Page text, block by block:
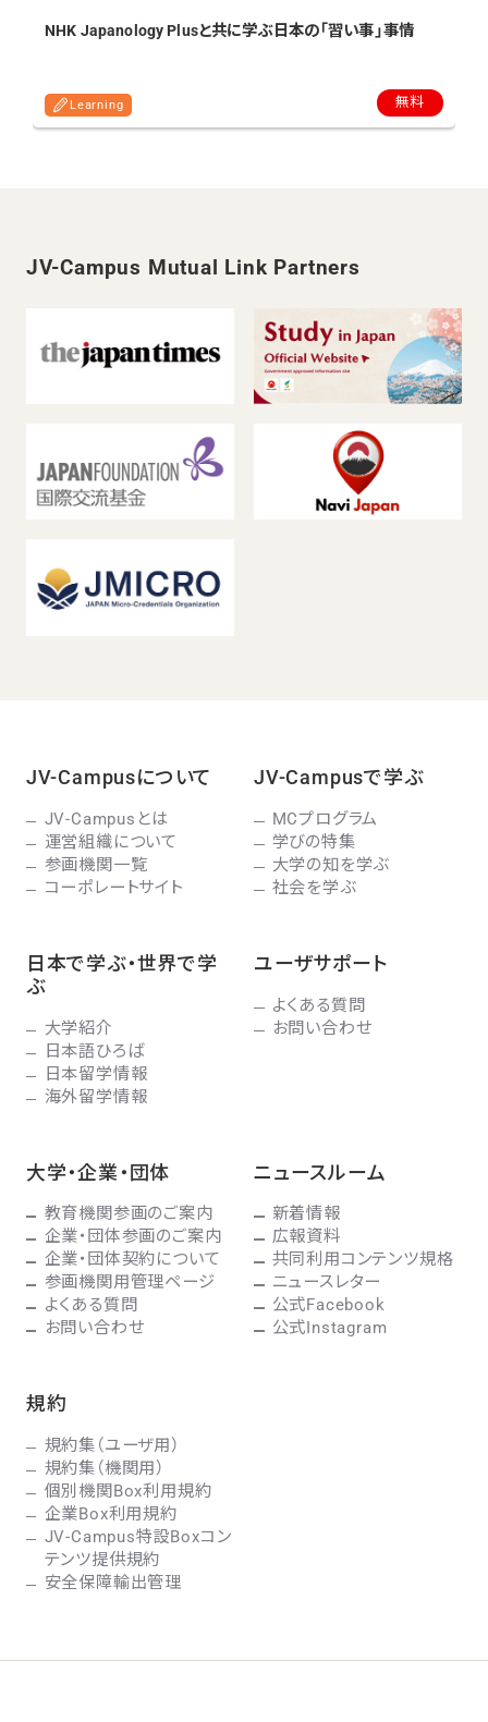
NHK Japanology Plusと共に学ぶ日本の「習い事」事情
Learning 無料
JV-Campus Mutual Link Partners
JV-Campusについて
JV-Campusとは
運営組織について
参画機関一覧
コーポレートサイト
JV-Campusで学ぶ
MCプログラム
学びの特集
大学の知を学ぶ
社会を学ぶ
日本で学ぶ・世界で学
ぶ
大学紹介
日本語ひろば
日本留学情報
海外留学情報
ユーザサポート
よくある質問
お問い合わせ
大学・企業・団体
教育機関参画のご案内
企業・団体参画のご案内
企業・団体契約について
参画機関用管理ページ
よくある質問
お問い合わせ
ニュースルーム
新着情報
広報資料
共同利用コンテンツ規格
ニュースレター
公式Facebook
公式Instagram
規約
規約集（ユーザ用）
規約集（機関用）
個別機関Box利用規約
企業Box利用規約
JV-Campus特設Boxコン
テンツ提供規約
安全保障輸出管理